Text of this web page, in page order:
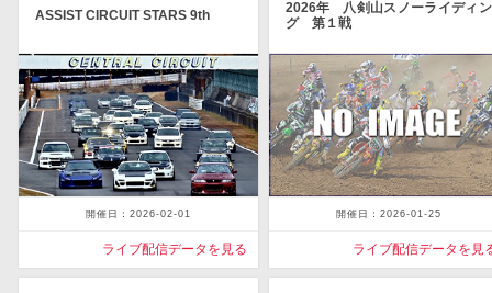
ASSIST CIRCUIT STARS 9th
開催日：2026-02-01
ライブ配信データを見る
2026年 八剣山スノーライディン
グ 第１戦
開催日：2026-01-25
ライブ配信データを見